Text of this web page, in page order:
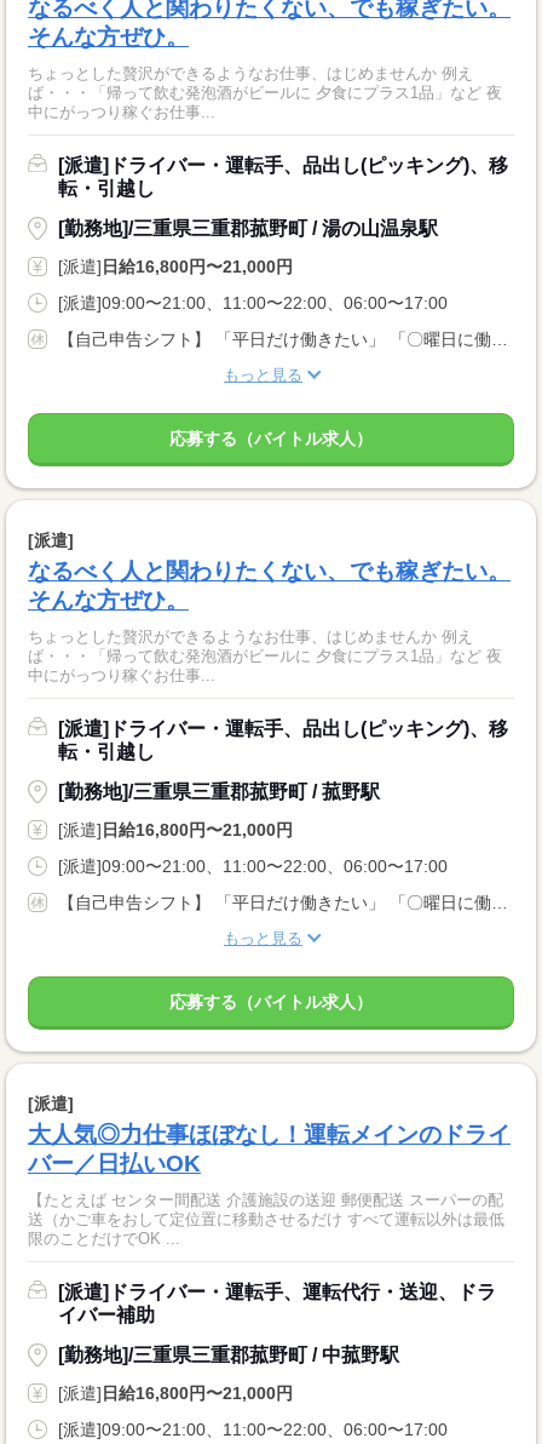
なるべく人と関わりたくない、でも稼ぎたい。
そんな方ぜひ。
ちょっとした贅沢ができるようなお仕事、はじめませんか 例え
ば・・・「帰って飲む発泡酒がビールに 夕食にプラス1品」など 夜
中にがっつり稼ぐお仕事...
[派遣]ドライバー・運転手、品出し(ピッキング)、移
転・引越し
[勤務地]/三重県三重郡菰野町 / 湯の山温泉駅
[派遣] 日給16,800円〜21,000円
[派遣]09:00〜21:00、11:00〜22:00、06:00〜17:00
【自己申告シフト】 「平日だけ働きたい」 「〇曜日に働きたい」 など、働き方は自分で選べます。 曜日・時間についてのご希望も 面談の際に教えてくださいね。 ※こちらは中型以上のお仕事の例です
もっと見る
応募する（バイトル求人）
[派遣]
なるべく人と関わりたくない、でも稼ぎたい。
そんな方ぜひ。
ちょっとした贅沢ができるようなお仕事、はじめませんか 例え
ば・・・「帰って飲む発泡酒がビールに 夕食にプラス1品」など 夜
中にがっつり稼ぐお仕事...
[派遣]ドライバー・運転手、品出し(ピッキング)、移
転・引越し
[勤務地]/三重県三重郡菰野町 / 菰野駅
[派遣] 日給16,800円〜21,000円
[派遣]09:00〜21:00、11:00〜22:00、06:00〜17:00
【自己申告シフト】 「平日だけ働きたい」 「〇曜日に働きたい」 など、働き方は自分で選べます。 曜日・時間についてのご希望も 面談の際に教えてくださいね。 ※こちらは中型以上のお仕事の例です
もっと見る
応募する（バイトル求人）
[派遣]
大人気◎力仕事ほぼなし！運転メインのドライ
バー／日払いOK
【たとえば センター間配送 介護施設の送迎 郵便配送 スーパーの配
送（かご車をおして定位置に移動させるだけ すべて運転以外は最低
限のことだけでOK ...
[派遣]ドライバー・運転手、運転代行・送迎、ドラ
イバー補助
[勤務地]/三重県三重郡菰野町 / 中菰野駅
[派遣] 日給16,800円〜21,000円
[派遣]09:00〜21:00、11:00〜22:00、06:00〜17:00